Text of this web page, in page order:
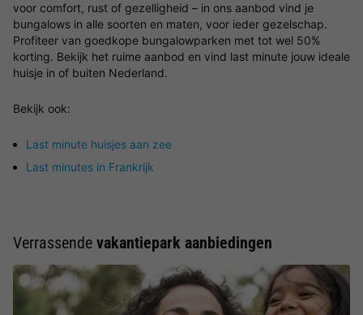
voor comfort, rust of gezelligheid – in ons aanbod vind je
bungalows in alle soorten en maten, voor ieder gezelschap.
Profiteer van goedkope bungalowparken met tot wel 50%
korting. Bekijk het ruime aanbod en vind last minute jouw ideale
huisje in of buiten Nederland.
Bekijk ook:
Last minute huisjes aan zee
Last minutes in Frankrijk
Verrassende vakantiepark aanbiedingen